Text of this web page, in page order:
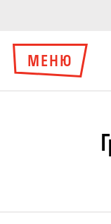
МЕНЮ